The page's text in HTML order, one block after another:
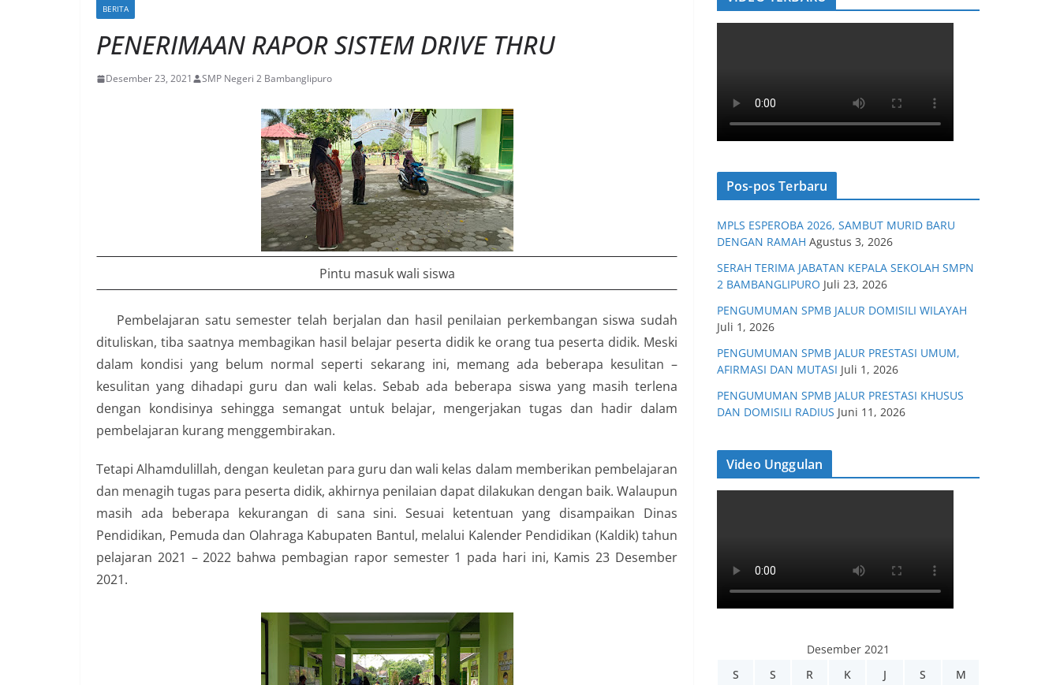
BERITA
PENERIMAAN RAPOR SISTEM DRIVE THRU
Desember 23, 2021 SMP Negeri 2 Bambanglipuro
Pintu masuk wali siswa
Pembelajaran satu semester telah berjalan dan hasil penilaian perkembangan siswa sudah
dituliskan, tiba saatnya membagikan hasil belajar peserta didik ke orang tua peserta didik. Meski
dalam kondisi yang belum normal seperti sekarang ini, memang ada beberapa kesulitan –
kesulitan yang dihadapi guru dan wali kelas. Sebab ada beberapa siswa yang masih terlena
dengan kondisinya sehingga semangat untuk belajar, mengerjakan tugas dan hadir dalam
pembelajaran kurang menggembirakan.
Tetapi Alhamdulillah, dengan keuletan para guru dan wali kelas dalam memberikan pembelajaran
dan menagih tugas para peserta didik, akhirnya penilaian dapat dilakukan dengan baik. Walaupun
masih ada beberapa kekurangan di sana sini. Sesuai ketentuan yang disampaikan Dinas
Pendidikan, Pemuda dan Olahraga Kabupaten Bantul, melalui Kalender Pendidikan (Kaldik) tahun
pelajaran 2021 – 2022 bahwa pembagian rapor semester 1 pada hari ini, Kamis 23 Desember
2021.
Pos-pos Terbaru
MPLS ESPEROBA 2026, SAMBUT MURID BARU
DENGAN RAMAH Agustus 3, 2026
SERAH TERIMA JABATAN KEPALA SEKOLAH SMPN
2 BAMBANGLIPURO Juli 23, 2026
PENGUMUMAN SPMB JALUR DOMISILI WILAYAH
Juli 1, 2026
PENGUMUMAN SPMB JALUR PRESTASI UMUM,
AFIRMASI DAN MUTASI Juli 1, 2026
PENGUMUMAN SPMB JALUR PRESTASI KHUSUS
DAN DOMISILI RADIUS Juni 11, 2026
Video Unggulan
Desember 2021
S
S R K J S M